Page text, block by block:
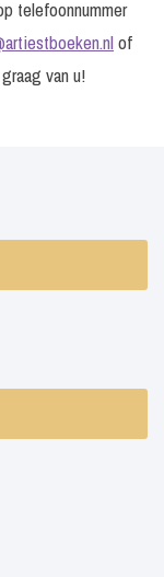
telefoonnummer
of
van u!